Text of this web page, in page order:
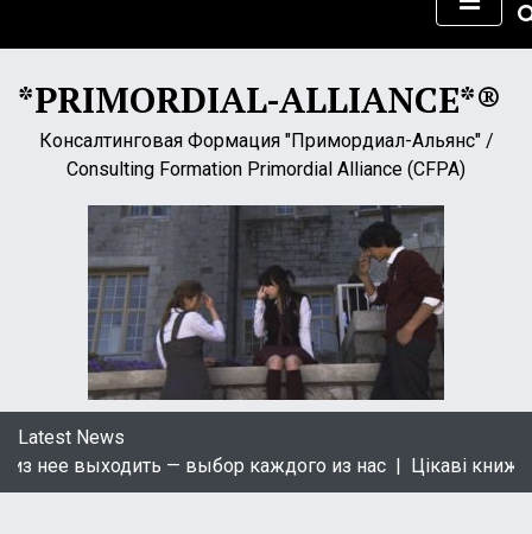
*PRIMORDIAL-ALLIANCE*®
Консалтинговая Формация "Примордиал-Альянс" /
Consulting Formation Primordial Alliance (CFPA)
Latest News
выходить — выбор каждого из нас |Цікаві книжки